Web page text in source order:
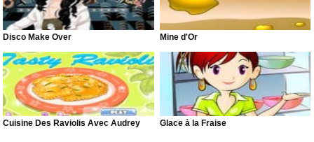
Disco Make Over Mine d'Or
Cuisine Des Raviolis Avec Audrey Glace à la Fraise